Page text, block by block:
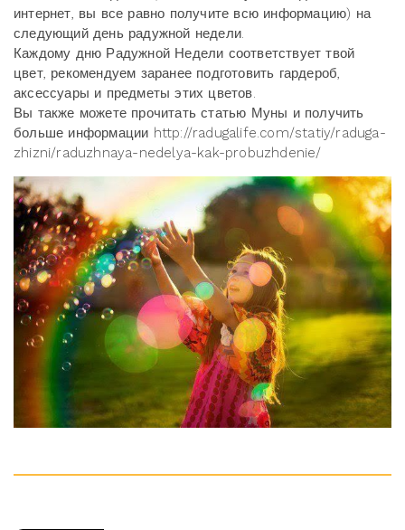
интернет, вы все равно получите всю информацию) на
следующий день радужной недели.
Каждому дню Радужной Недели соответствует твой
цвет, рекомендуем заранее подготовить гардероб,
аксессуары и предметы этих цветов.
Вы также можете прочитать статью Муны и получить
больше информации http://radugalife.com/statiy/raduga-
zhizni/raduzhnaya-nedelya-kak-probuzhdenie/